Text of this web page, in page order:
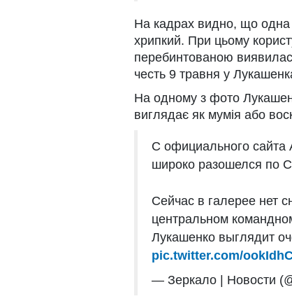
На кадрах видно, що одна
хрипкий. При цьому
перебинтованою
честь 9 травня у
На одному з фото
виглядає як мумія або
С официального сайта
широко разошелся по
Сейчас в галерее нет
центральном
Лукашенко выглядит
pic.twitter.com/
— Зеркало | Новости